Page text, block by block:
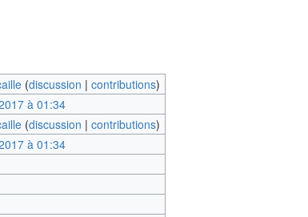
(discussion | contributions)
à 01:34
(discussion | contributions)
à 01:34